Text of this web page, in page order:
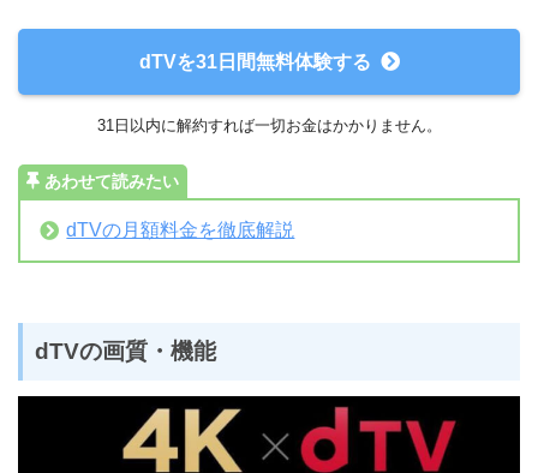
dTVを31日間無料体験する
31日以内に解約すれば一切お金はかかりません。
あわせて読みたい
dTVの月額料金を徹底解説
dTVの画質・機能